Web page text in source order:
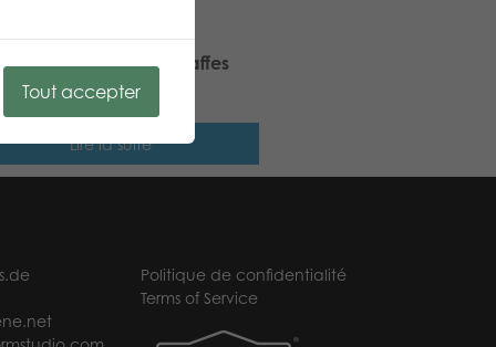
Puzzle Lovers Tall Giraffes
pcs puzzle
Lire la suite
Politique de confidentialité
Terms of Service
Tout accepter